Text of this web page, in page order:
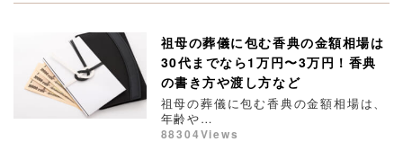
祖母の葬儀に包む香典の金額相場は
30代までなら1万円〜3万円！香典
の書き方や渡し方など
祖母の葬儀に包む香典の金額相場は、
年齢や…
88304Views